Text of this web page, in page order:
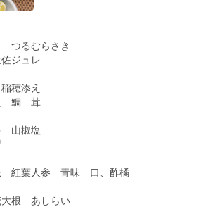
つるむらさき
ジュレ
穂添え
鯛 茸
山椒塩
紅葉人参 青味 口、酢橘
根 あしらい